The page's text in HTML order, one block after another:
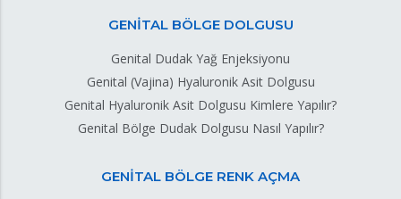
GENİTAL BÖLGE DOLGUSU
Genital Dudak Yağ Enjeksiyonu
Genital (Vajina) Hyaluronik Asit Dolgusu
Genital Hyaluronik Asit Dolgusu Kimlere Yapılır?
Genital Bölge Dudak Dolgusu Nasıl Yapılır?
GENİTAL BÖLGE RENK AÇMA